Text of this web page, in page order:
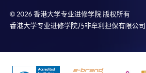
© 2026 香港大学专业进修学院 版权所有
香港大学专业进修学院乃非牟利担保有限公司